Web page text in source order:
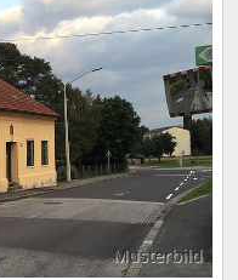
Musterbild